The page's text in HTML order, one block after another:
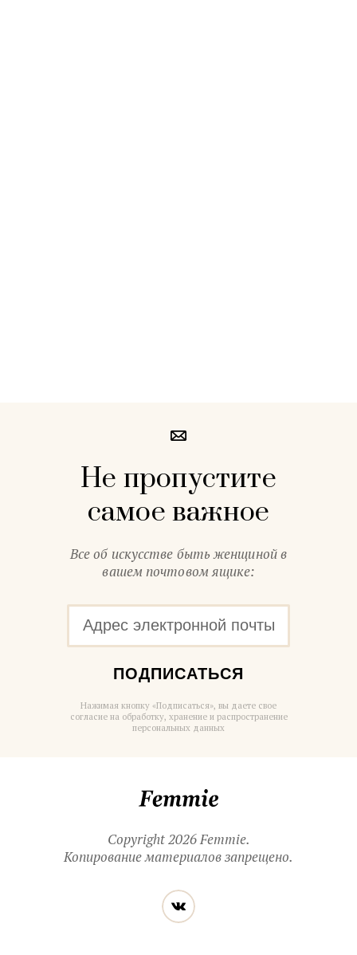
Не пропустите
самое важное
Все об искусстве быть женщиной в
вашем почтовом ящике:
ПОДПИСАТЬСЯ
Нажимая кнопку «Подписаться», вы даете свое
согласие на обработку, хранение и распространение
персональных данных
Copyright 2026 Femmie.
Копирование материалов запрещено.
Читайте
нас
в социальных